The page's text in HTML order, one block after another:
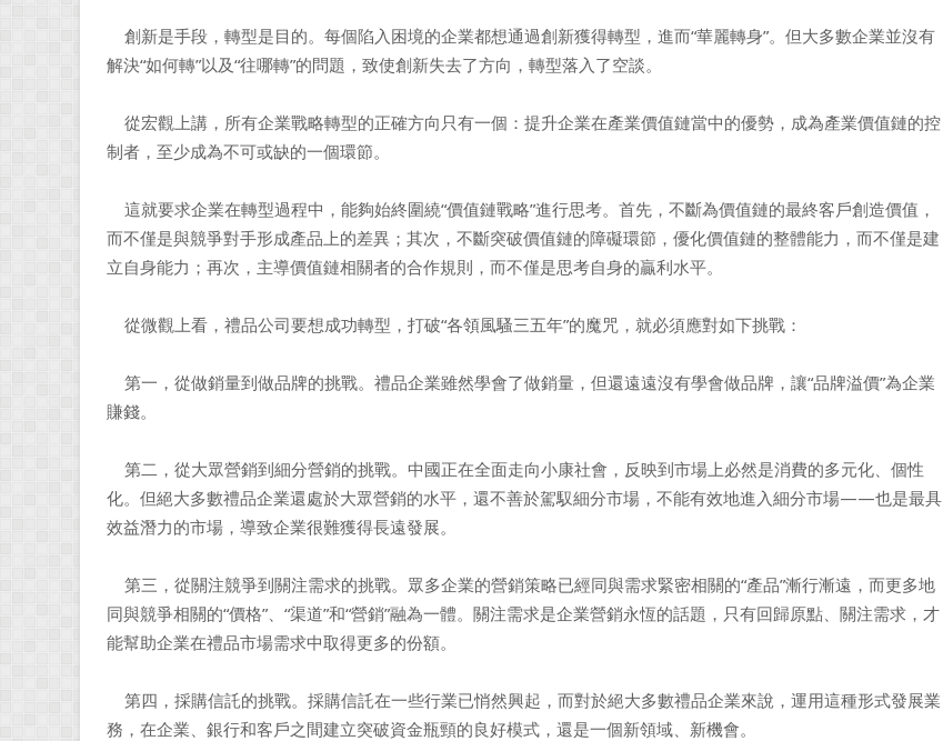
創新是手段，轉型是目的。每個陷入困境的企業都想通過創新獲得轉型，進而“華麗轉身”。但大多數企業並沒有
解決“如何轉”以及“往哪轉”的問題，致使創新失去了方向，轉型落入了空談。
從宏觀上講，所有企業戰略轉型的正確方向只有一個：提升企業在產業價值鏈當中的優勢，成為產業價值鏈的控
制者，至少成為不可或缺的一個環節。
這就要求企業在轉型過程中，能夠始終圍繞“價值鏈戰略”進行思考。首先，不斷為價值鏈的最終客戶創造價值，
而不僅是與競爭對手形成產品上的差異；其次，不斷突破價值鏈的障礙環節，優化價值鏈的整體能力，而不僅是建
立自身能力；再次，主導價值鏈相關者的合作規則，而不僅是思考自身的贏利水平。
從微觀上看，禮品公司要想成功轉型，打破“各領風騷三五年”的魔咒，就必須應對如下挑戰：
第一，從做銷量到做品牌的挑戰。禮品企業雖然學會了做銷量，但還遠遠沒有學會做品牌，讓“品牌溢價”為企業
賺錢。
第二，從大眾營銷到細分營銷的挑戰。中國正在全面走向小康社會，反映到市場上必然是消費的多元化、個性
化。但絕大多數禮品企業還處於大眾營銷的水平，還不善於駕馭細分市場，不能有效地進入細分市場——也是最具
效益潛力的市場，導致企業很難獲得長遠發展。
第三，從關注競爭到關注需求的挑戰。眾多企業的營銷策略已經同與需求緊密相關的“產品”漸行漸遠，而更多地
同與競爭相關的“價格”、“渠道”和“營銷”融為一體。關注需求是企業營銷永恆的話題，只有回歸原點、關注需求，才
能幫助企業在禮品市場需求中取得更多的份額。
第四，採購信託的挑戰。採購信託在一些行業已悄然興起，而對於絕大多數禮品企業來說，運用這種形式發展業
務，在企業、銀行和客戶之間建立突破資金瓶頸的良好模式，還是一個新領域、新機會。